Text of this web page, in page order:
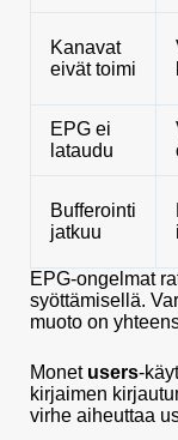
Kanavat
eivät toimi
EPG ei
lataudu
Bufferointi
jatkuu
EPG-ongelmat
syöttämisellä.
muoto on
Monet users-
kirjaimen
virhe aiheuttaa